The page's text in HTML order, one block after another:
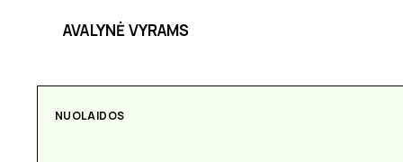
AVALYNĖ VYRAMS
NUOLAIDOS
AKSESUARAI